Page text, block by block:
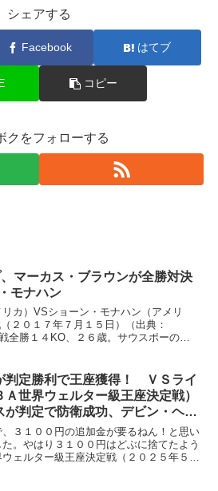
シェアする
Facebook はてブ
コピー
クをフォローする
マーカス・ブラウンが全勝対決
モナハン
カ）VSショーン・モナハン（アメリ
２０１７年７月１５日）（出典：
全勝１４KO、２６歳。サウスポーのホ
判定勝利で王座獲得！ ＶＳライ
世界ウェルター級王座決定戦）
が判定で防衛成功、デビン・ヘイ
利３１００円の追加金が要るねん！と思い
。やはり３１００円はどぶに捨てたよう
ェルター級王座決定戦（２０２５年５月